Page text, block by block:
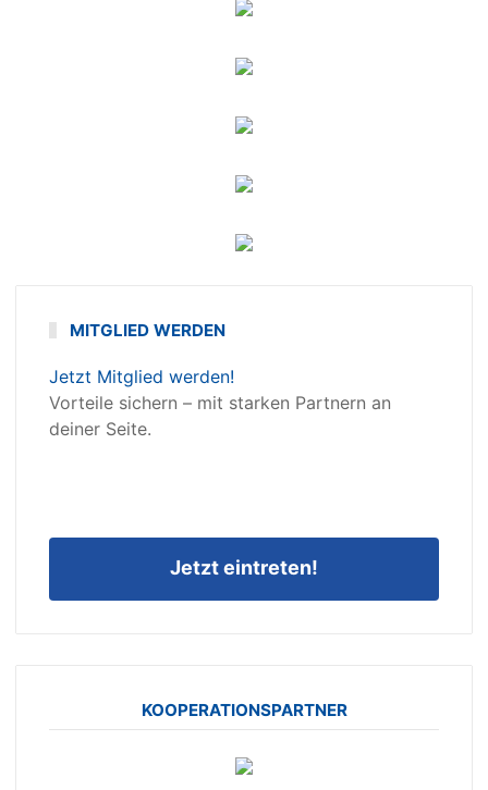
MITGLIED WERDEN
Jetzt Mitglied werden!
Vorteile sichern – mit starken Partnern an
deiner Seite.
Jetzt eintreten!
KOOPERATIONSPARTNER